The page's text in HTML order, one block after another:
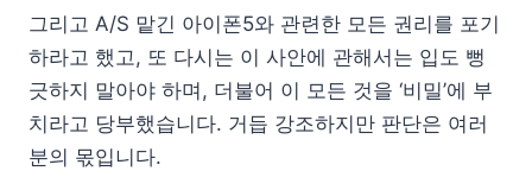
그리고 A/S 맡긴 아이폰5와 관련한 모든 권리를 포기
하라고 했고, 또 다시는 이 사안에 관해서는 입도 뻥
긋하지 말아야 하며, 더불어 이 모든 것을 ‘비밀’에 부
치라고 당부했습니다. 거듭 강조하지만 판단은 여러
분의 몫입니다.